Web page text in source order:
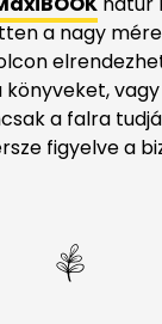
a nagy
a falra
figyelve a